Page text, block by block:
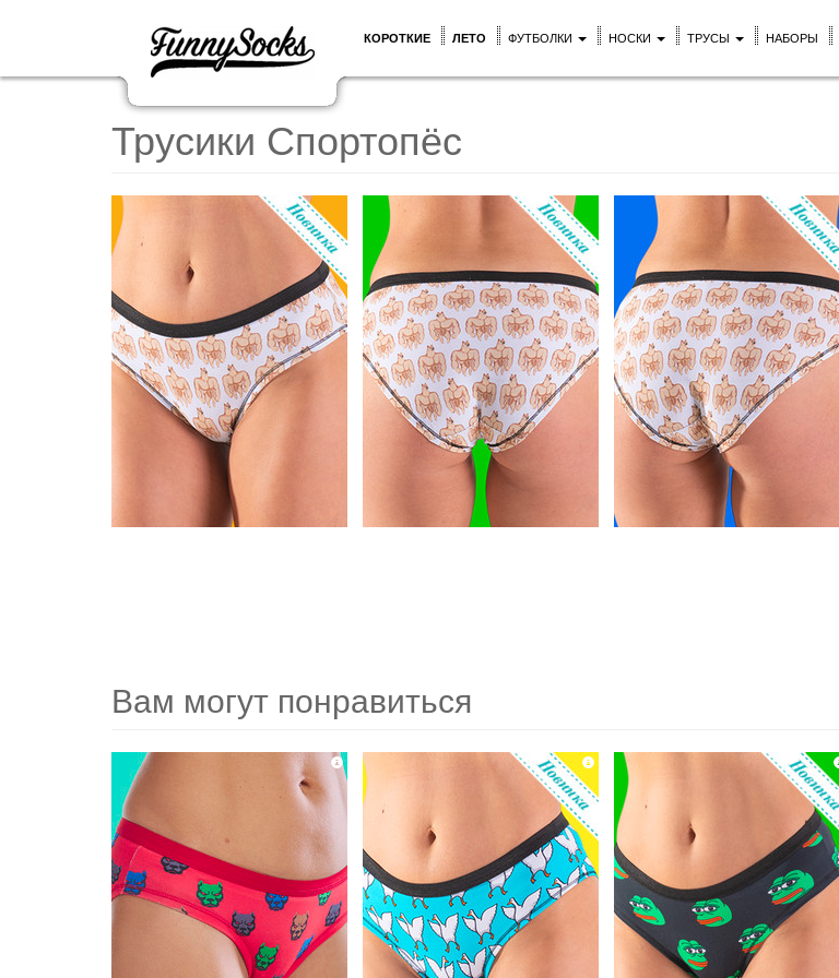
КОРОТКИЕ ЛЕТО ФУТБОЛКИ НОСКИ ТРУСЫ НАБОРЫ
Трусики Спортопёс
Вам могут понравиться